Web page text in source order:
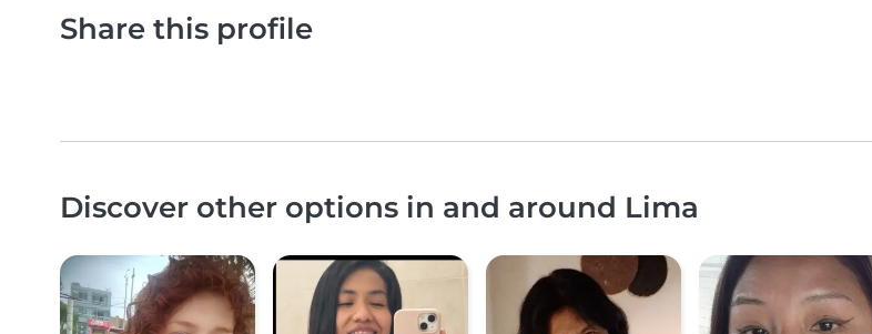
Share this profile
Discover other options in and around Lima